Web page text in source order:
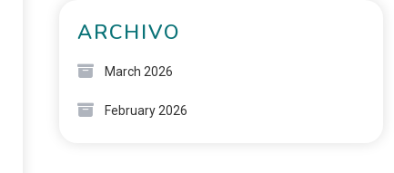
ARCHIVO
March 2026
February 2026